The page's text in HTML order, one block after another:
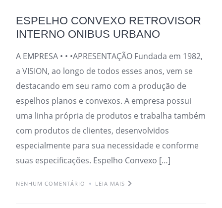
ESPELHO CONVEXO RETROVISOR
INTERNO ONIBUS URBANO
A EMPRESA • • •APRESENTAÇÃO Fundada em 1982,
a VISION, ao longo de todos esses anos, vem se
destacando em seu ramo com a produção de
espelhos planos e convexos. A empresa possui
uma linha própria de produtos e trabalha também
com produtos de clientes, desenvolvidos
especialmente para sua necessidade e conforme
suas especificações. Espelho Convexo […]
NENHUM COMENTÁRIO LEIA MAIS